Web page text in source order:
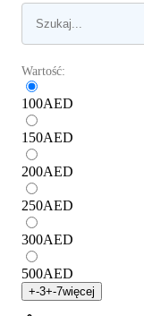
Wartość:
100AED
150AED
200AED
250AED
300AED
500AED
+-3+-7więcej